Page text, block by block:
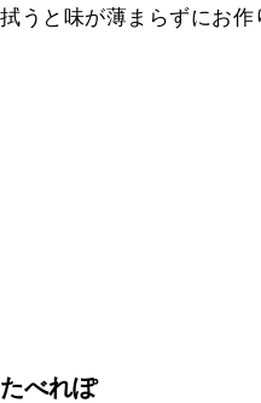
拭うと味が薄まらずにお作
たべれぽ